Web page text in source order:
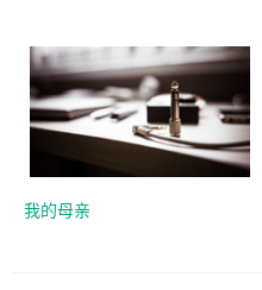
我的母亲